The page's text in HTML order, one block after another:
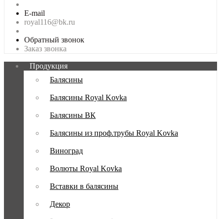
E-mail
royal116@bk.ru
Обратный звонок
Заказ звонка
Продукция
Балясины
Балясины Royal Kovka
Балясины ВК
Балясины из проф.трубы Royal Kovka
Виноград
Волюты Royal Kovka
Вставки в балясины
Декор